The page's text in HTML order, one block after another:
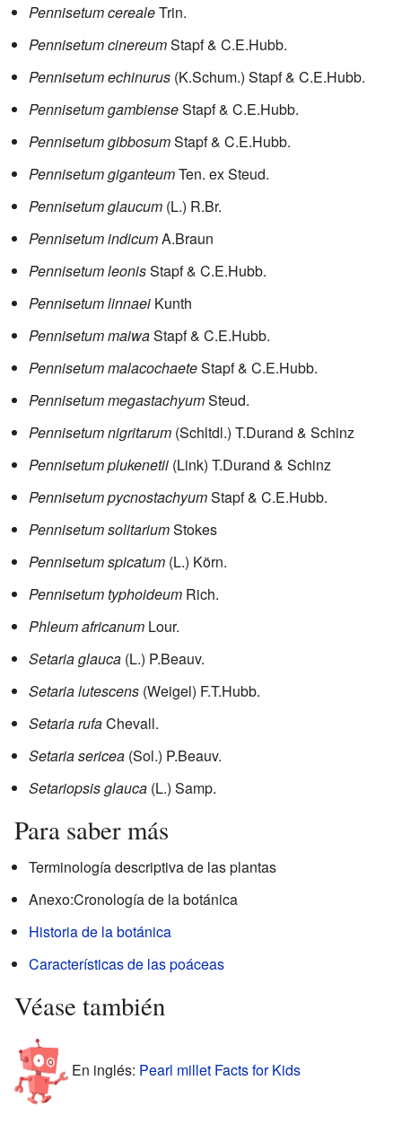
Pennisetum cerealeTrin.
Pennisetum cinereumStapf & C.E.Hubb.
Pennisetum echinurus (K.Schum.) Stapf & C.E.Hubb.
Pennisetum gambienseStapf & C.E.Hubb.
Pennisetum gibbosumStapf & C.E.Hubb.
Pennisetum giganteumTen. ex Steud.
Pennisetum glaucum (L.) R.Br.
Pennisetum indicumA.Braun
Pennisetum leonisStapf & C.E.Hubb.
Pennisetum linnaei Kunth
Pennisetum maiwaStapf & C.E.Hubb.
Pennisetum malacochaeteStapf & C.E.Hubb.
Pennisetum megastachyumSteud.
Pennisetum nigritarum (Schltdl.) T.Durand & Schinz
Pennisetum plukenetii (Link) T.Durand & Schinz
Pennisetum pycnostachyumStapf & C.E.Hubb.
Pennisetum solitariumStokes
Pennisetum spicatum (L.) Körn.
Pennisetum typhoideum Rich.
Phleum africanum Lour.
Setaria glauca (L.) P.Beauv.
Setaria lutescens (Weigel) F.T.Hubb.
Setaria rufaChevall.
Setaria sericea (Sol.) P.Beauv.
Setariopsis glauca (L.) Samp.
Para saber más
Terminología descriptiva de las plantas
Anexo:Cronología de la botánica
Historia de la botánica
Características de las poáceas
Véase también
En inglés: Pearl millet Facts for Kids